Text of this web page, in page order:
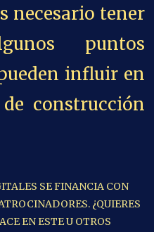
necesario tener
puntos
influir en
construcción
SE FINANCIA CON
¿QUIERES
EN ESTE U OTROS